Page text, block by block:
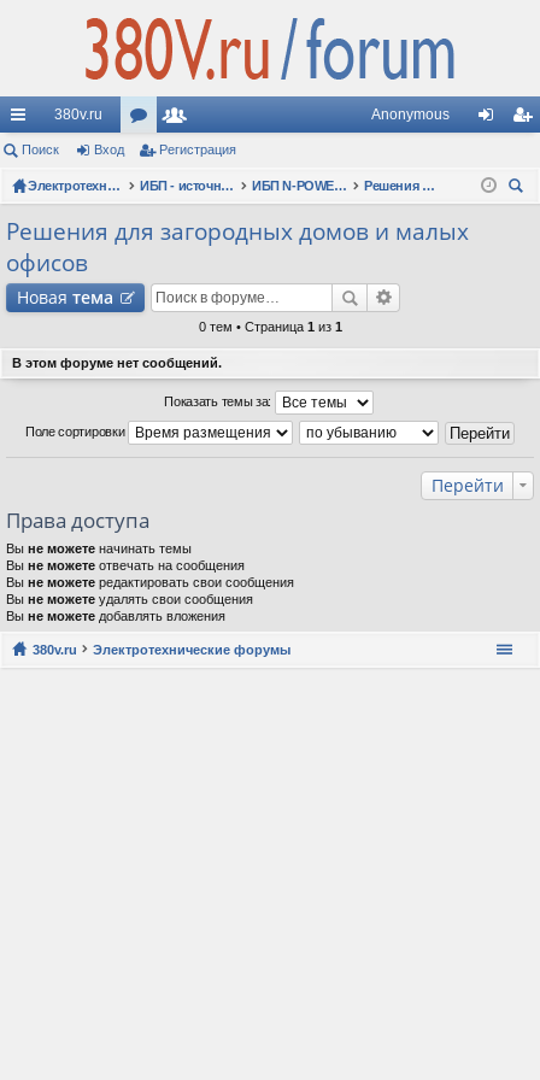
с
ы
лк
и
380v.ru
ор
ум
ол
ьз
ел
Anonymous
д ис
Поиск Вход Регистрация
Электротехнические форумы ИБП - источники бесперебойного питания ИБП N-POWER: новые модели (презентации, фотосессии, обзоры)
Решения для загородных домов и малых офисов
Решения для загородных домов и малых
офисов
Новая тема
0 тем • Страница 1 из 1
В этом форуме нет сообщений.
Показать темы за:
Поле сортировки
Перейти
Права доступа
Вы не можете начинать темы
Вы не можете отвечать на сообщения
Вы не можете редактировать свои сообщения
Вы не можете удалять свои сообщения
Вы не можете добавлять вложения
380v.ru Электротехнические форумы